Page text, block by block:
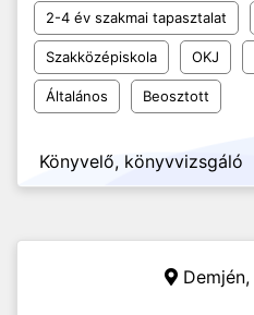
2-4 év szakmai tapasztalat
Szakközépiskola OKJ
Általános Beosztott
Könyvelő, könyvvizsgáló
Demjén,